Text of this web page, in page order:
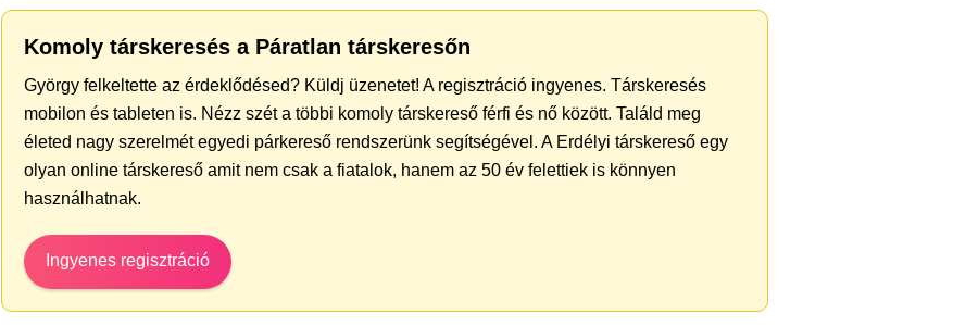
Komoly társkeresés a Páratlan társkeresőn
György felkeltette az érdeklődésed? Küldj üzenetet! A regisztráció ingyenes. Társkeresés
mobilon és tableten is. Nézz szét a többi komoly társkereső férfi és nő között. Találd meg
életed nagy szerelmét egyedi párkereső rendszerünk segítségével. A Erdélyi társkereső egy
olyan online társkereső amit nem csak a fiatalok, hanem az 50 év felettiek is könnyen
használhatnak.
Ingyenes regisztráció